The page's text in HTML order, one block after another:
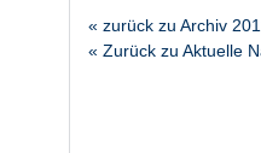
« zurück zu Archiv
« Zurück zu Aktuelle